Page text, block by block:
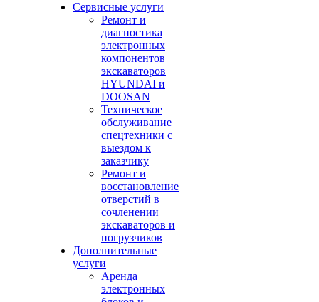
Сервисные услуги
Ремонт и
диагностика
электронных
компонентов
экскаваторов
HYUNDAI и
DOOSAN
Техническое
обслуживание
спецтехники с
выездом к
заказчику
Ремонт и
восстановление
отверстий в
сочленении
экскаваторов и
погрузчиков
Дополнительные
услуги
Аренда
электронных